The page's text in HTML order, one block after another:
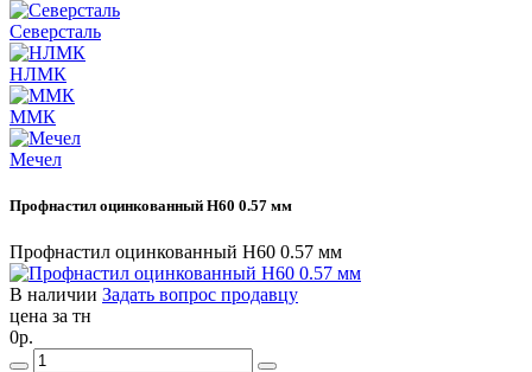
Северсталь
НЛМК
ММК
Мечел
Профнастил оцинкованный Н60 0.57 мм
Профнастил оцинкованный Н60 0.57 мм
В наличии Задать вопрос продавцу
цена за тн
0р.